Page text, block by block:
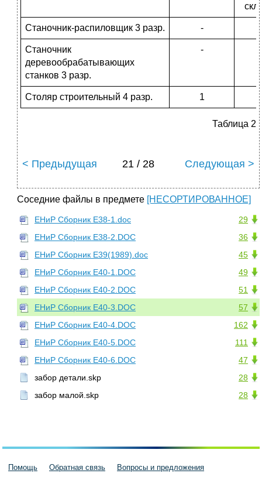
Станочник-распиловщик 3 разр. -
Станочник
деревообрабатывающих
станков 3 разр.
-
Столяр строительный 4 разр. 1
Таблица 2
< Предыдущая 21 / 28 Следующая >
Соседние файлы в предмете [НЕСОРТИРОВАННОЕ]
29
ЕНиР Сборник Е38-1.doc
36
ЕНиР Сборник Е38-2.DOC
45
ЕНиР Сборник Е39(1989).doc
49
ЕНиР Сборник Е40-1.DOC
51
ЕНиР Сборник Е40-2.DOC
57
ЕНиР Сборник Е40-3.DOC
162
ЕНиР Сборник Е40-4.DOC
111
ЕНиР Сборник Е40-5.DOC
47
ЕНиР Сборник Е40-6.DOC
28
забор детали.skp
28
забор малой.skp
Помощь Обратная связь Вопросы и предложения